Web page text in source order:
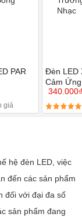
PAR
giá
Đèn LED
Cảm
340.000₫
hệ đèn LED, việc
đến các sản phẩm
đối với đại đa số
sản phẩm đang